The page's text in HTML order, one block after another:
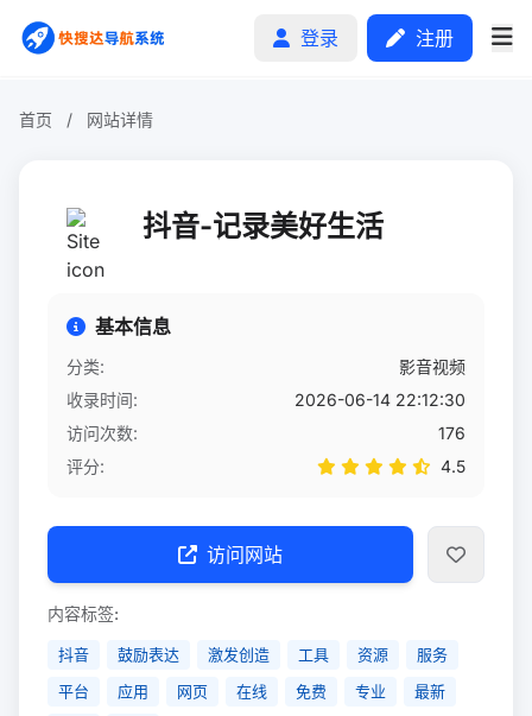
登录 注册
分类排行
自助广告
首页 / 网站详情
抖音-记录美好生活
基本信息
分类:
影音视频
收录时间:
2026-06-14 22:12:30
访问次数:
176
评分:
4.5
访问网站
内容标签:
抖音 鼓励表达 激发创造 工具 资源
服务
平台
应用 网页 在线 免费 专业
最新